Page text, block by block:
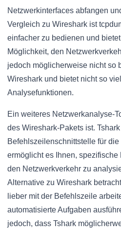
Netzwerkinterfaces abfangen
Vergleich zu Wireshark ist
einfacher zu bedienen und
Möglichkeit, den
jedoch möglicherweise nicht so
Wireshark und bietet nicht so
Analysefunktionen.
Ein weiteres Netzwerkanalyse-
des Wireshark-Pakets ist.
Befehlszeilenschnittstelle für
ermöglicht es Ihnen,
den Netzwerkverkehr zu
Alternative zu Wireshark
lieber mit der Befehlszeile
automatisierte Aufgaben
jedoch, dass Tshark